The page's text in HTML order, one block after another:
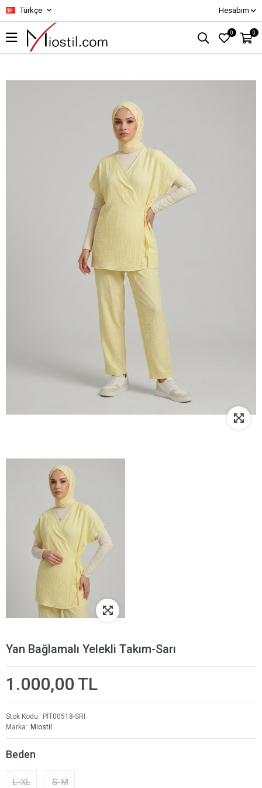
Türkçe Hesabım
0 0
Yan Bağlamalı Yelekli Takım-Sarı
1.000,00 TL
Stok Kodu
PİT00518-SRI
Marka
Miostil
Beden
L-XL S-M